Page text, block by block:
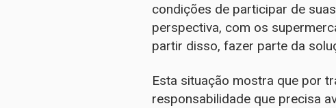
condições de participar de
perspectiva, com os
partir disso, fazer parte da
Esta situação mostra que por
responsabilidade que precisa